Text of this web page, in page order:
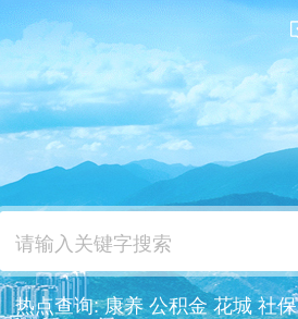
热点查询:康养 公积金 花城 社保